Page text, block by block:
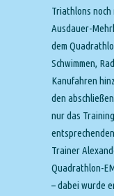
Triathlons noch
Ausdauer-
dem
Schwimmen,
Kanufahren
den
nur das
Trainer
Quadrathlon-
– dabei wurde